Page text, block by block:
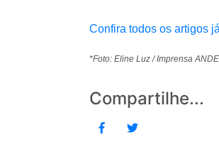
Confira todos os artigos
*Foto: Eline Luz / Imprensa
Compartilhe...